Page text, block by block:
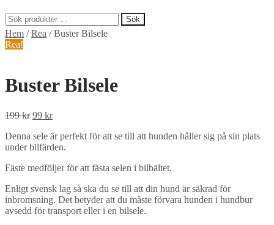
Sök
efter:
Sök
Hem /Rea /Buster Bilsele
Rea!
Buster Bilsele
199kr Det
priset
var:
99 krDet
priset
är:
Denna sele är perfekt för att se till att hunden håller sig på sin plats
under bilfärden.
Fäste medföljer för att fästa selen i bilbältet.
Enligt svensk lag så ska du se till att din hund är säkrad för
inbromsning. Det betyder att du måste förvara hunden i hundbur
avsedd för transport eller i en bilsele.